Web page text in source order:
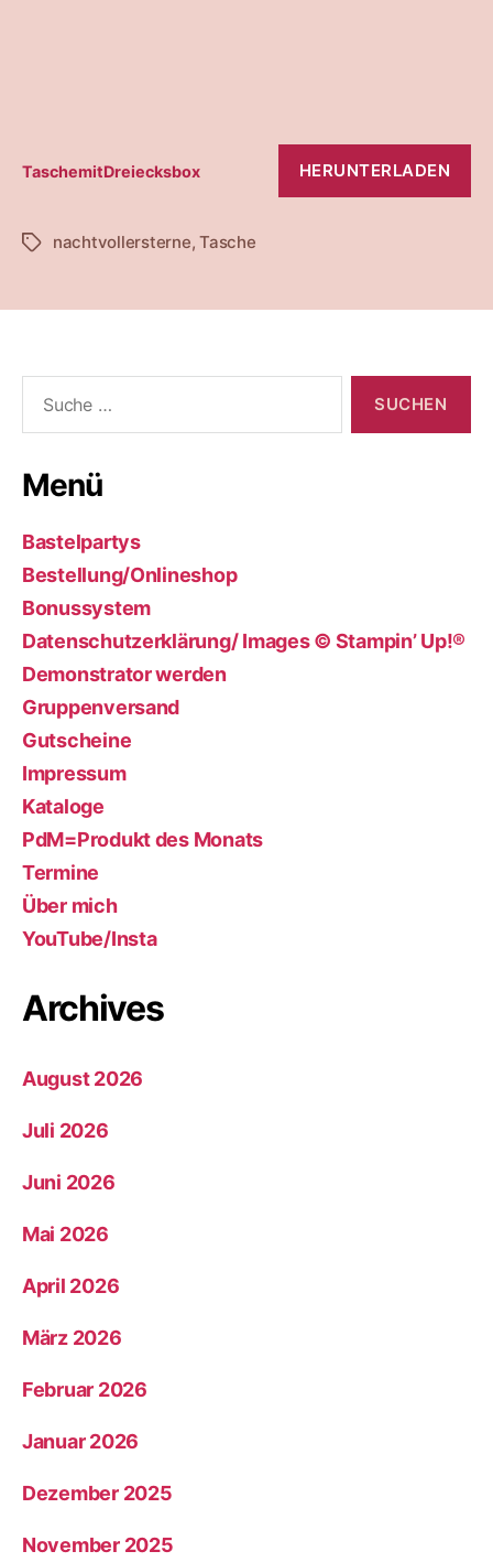
TaschemitDreiecksbox HERUNTERLADEN
Schlagwörter
nachtvollersterne,Tasche
nach:
Menü
Bastelpartys
Bestellung/Onlineshop
Bonussystem
Datenschutzerklärung/ Images © Stampin’ Up!®
Demonstrator werden
Gruppenversand
Gutscheine
Impressum
Kataloge
PdM=Produkt des Monats
Termine
Über mich
YouTube/Insta
Archives
August 2026
Juli 2026
Juni 2026
Mai 2026
April 2026
März 2026
Februar 2026
Januar 2026
Dezember 2025
November 2025